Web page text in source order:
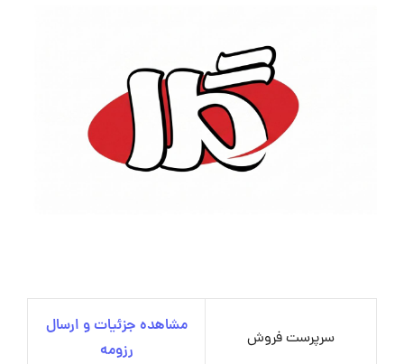
سرپرست فروش
مشاهده جزئیات و ارسال
رزومه